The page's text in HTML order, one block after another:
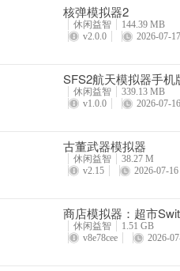
多数关卡需求。核弹模拟器2
休闲益智
144.39 MB
v2.0.0
2026-07-17
SFS2航天模拟器手机
休闲益智
339.13 MB
v1.0.0
2026-07-16
古董武器模拟器
休闲益智
38.27 M
v2.15
2026-07-16
商店模拟器：超市
休闲益智
1.51 GB
v8e78cee
2026-